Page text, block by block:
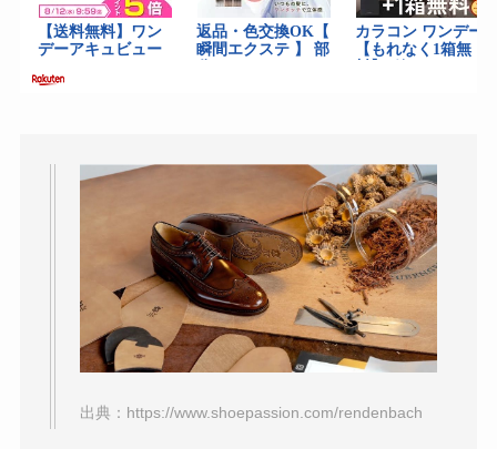
出典： https://www.shoepassion.com/rendenbach